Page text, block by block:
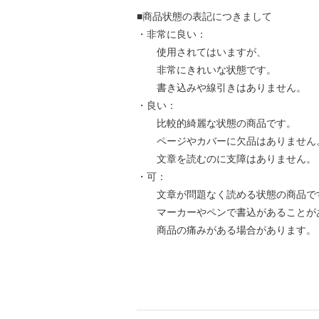
■商品状態の表記につきまして
・非常に良い：
使用されてはいますが、
非常にきれいな状態です。
書き込みや線引きはありません。
・良い：
比較的綺麗な状態の商品です。
ページやカバーに欠品はありません
文章を読むのに支障はありません。
・可：
文章が問題なく読める状態の商品で
マーカーやペンで書込があることが
商品の痛みがある場合があります。